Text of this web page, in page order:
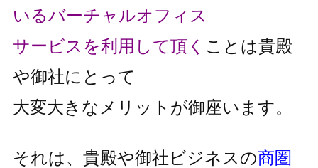
いるバーチャルオフィス
サービスを利用して頂く ことは貴殿
や御社にとって
大変大きなメリットが御座います。
それは、貴殿や御社ビジネスの商圏